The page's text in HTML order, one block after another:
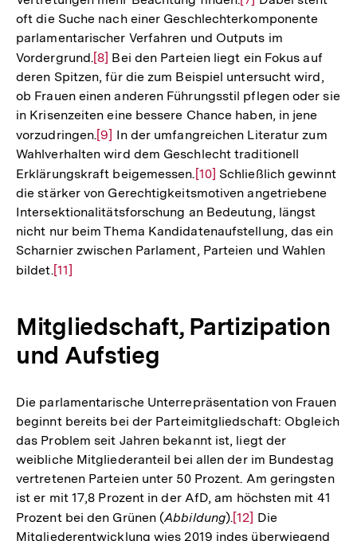
Auflösung
der
Fußnote
oft die Suche nach einer Geschlechterkomponente
parlamentarischer Verfahren und Outputs im
Vordergrund.Zur
Auflösung
der
Fußnote
[8] Bei den Parteien liegt ein Fokus auf
deren Spitzen, für die zum Beispiel untersucht wird,
ob Frauen einen anderen Führungsstil pflegen oder sie
in Krisenzeiten eine bessere Chance haben, in jene
vorzudringen.Zur
Auflösung
der
Fußnote
[9] In der umfangreichen Literatur zum
Wahlverhalten wird dem Geschlecht traditionell
Erklärungskraft beigemessen. Zur
Auflösung
der
Fußnote
[10] Schließlich gewinnt
die stärker von Gerechtigkeitsmotiven angetriebene
Intersektionalitätsforschung an Bedeutung, längst
nicht nur beim Thema Kandidatenaufstellung, das ein
Scharnier zwischen Parlament, Parteien und Wahlen
bildet.Zur
Fußnote
[11]
Mitgliedschaft, Partizipation
und Aufstieg
Die parlamentarische Unterrepräsentation von Frauen
beginnt bereits bei der Parteimitgliedschaft: Obgleich
das Problem seit Jahren bekannt ist, liegt der
weibliche Mitgliederanteil bei allen der im Bundestag
vertretenen Parteien unter 50 Prozent. Am geringsten
ist er mit 17,8 Prozent in der AfD, am höchsten mit 41
Prozent bei den Grünen (Abbildung).Zur
Auflösung
[12] Die
Mitgliederentwicklung wies 2019 indes überwiegend